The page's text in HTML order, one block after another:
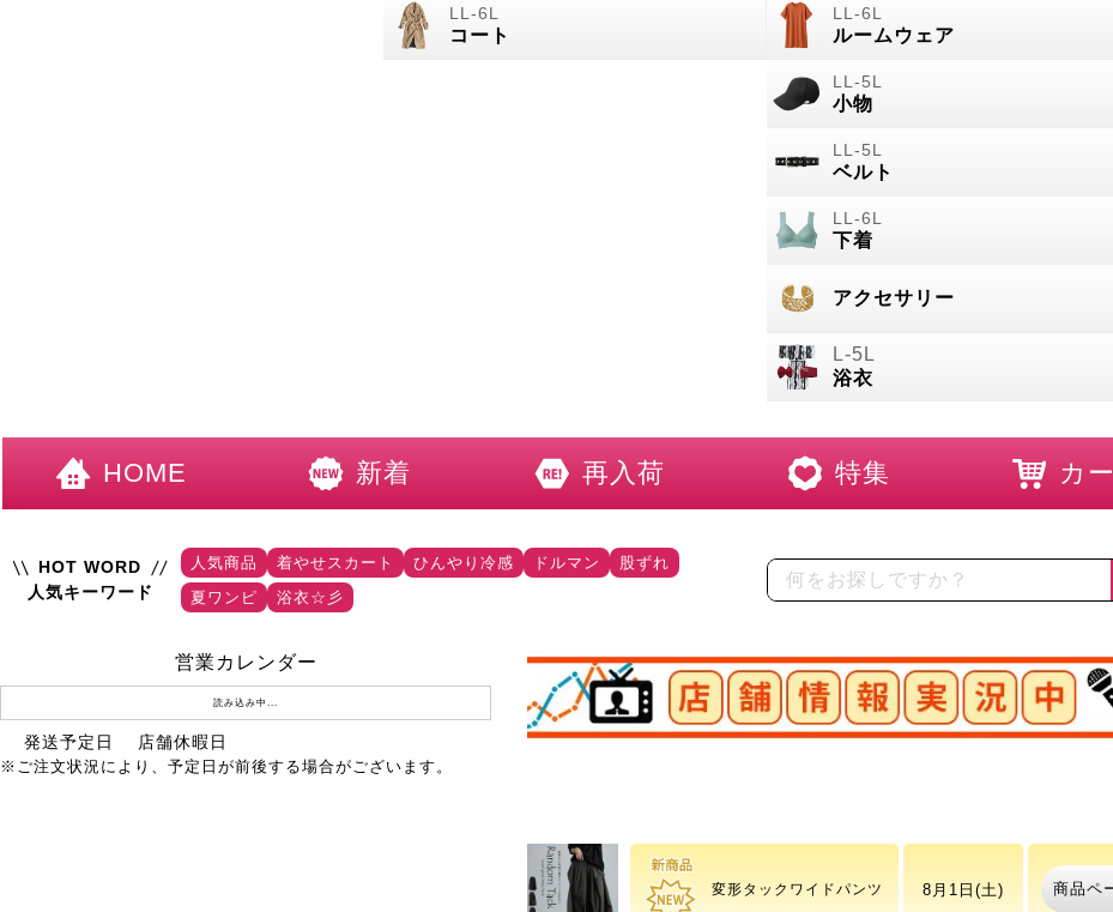
コート ルームウェア
小物
ベルト
下着
アクセサリー
浴衣
HOME 新着 再入荷 特集 カ
HOT WORD
人気キーワード
人気商品 着やせスカート ひんやり冷感 ドルマン
股ずれ
夏ワンピ
浴衣☆彡
店舗情報実況中
変形タックワイドパンツ 8月1日(土) 商品ペ
営業カレンダー
読み込み中...
発送予定日 店舗休暇日
※ご注文状況により、予定日が前後する場合がございます。